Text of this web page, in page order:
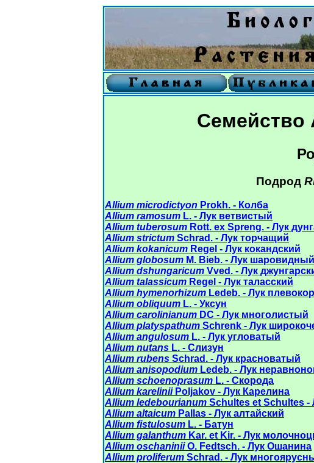
Семейство
Подрод
Allium microdictyon Prokh. - Колба
Allium ramosum L. - Лук ветвистый
Allium tuberosum Rott. ex Spreng. - Лук
Allium strictum Schrad. - Лук торчащий
Allium kokanicum Regel - Лук кокандский
Allium globosum M. Bieb. - Лук шаровидный
Allium dshungaricum Vved. - Лук
Allium talassicum Regel - Лук таласский
Allium hymenorhizum Ledeb. - Лук
Allium obliquum L. - Уксун
Allium carolinianum DC - Лук многолистый
Allium platyspathum Schrenk - Лук
Allium angulosum L. - Лук угловатый
Allium nutans L. - Слизун
Allium rubens Schrad. - Лук красноватый
Allium anisopodium Ledeb. - Лук
Allium schoenoprasum L. - Скорода
Allium kareliniiPoljakov - Лук Карелина
Allium ledebourianum Schultes et Schultes -
Allium altaicum Pallas - Лук алтайский
Allium fistulosum L. - Батун
Allium galanthum Kar. et Kir. - Лук
Allium oschaniniiO. Fedtsch. - Лук Ошанина
Allium proliferum Schrad. - Лук